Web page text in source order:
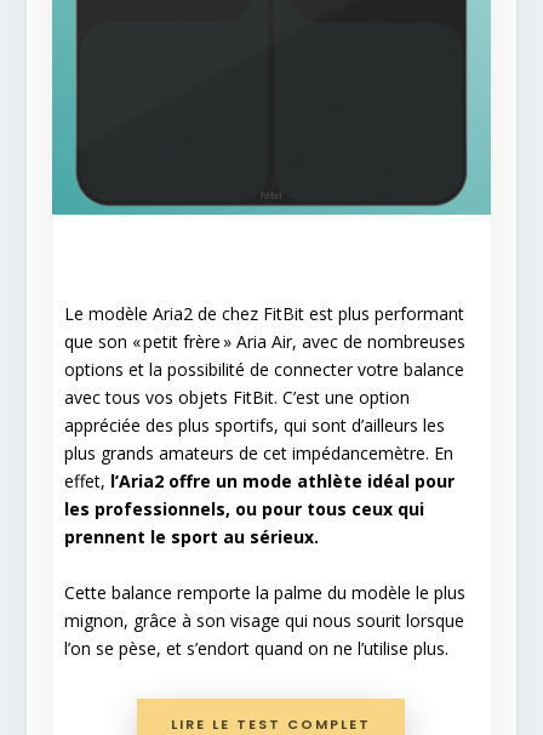
Le modèle Aria2 de chez FitBit est plus performant
que son « petit frère » Aria Air, avec de nombreuses
options et la possibilité de connecter votre balance
avec tous vos objets FitBit. C’est une option
appréciée des plus sportifs, qui sont d’ailleurs les
plus grands amateurs de cet impédancemètre. En
effet, l’Aria2 offre un mode athlète idéal pour
les professionnels, ou pour tous ceux qui
prennent le sport au sérieux.
Cette balance remporte la palme du modèle le plus
mignon, grâce à son visage qui nous sourit lorsque
l’on se pèse, et s’endort quand on ne l’utilise plus.
LIRE LE TEST COMPLET